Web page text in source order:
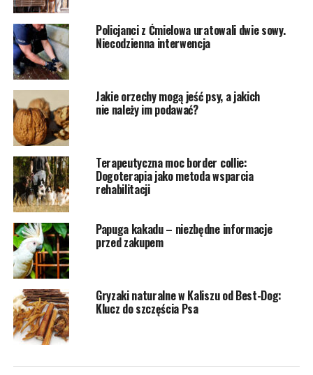
Policjanci z Ćmielowa uratowali dwie sowy.
Niecodzienna interwencja
Jakie orzechy mogą jeść psy, a jakich
nie należy im podawać?
Terapeutyczna moc border collie:
Dogoterapia jako metoda wsparcia
rehabilitacji
Papuga kakadu – niezbędne informacje
przed zakupem
Gryzaki naturalne w Kaliszu od Best-Dog:
Klucz do szczęścia Psa